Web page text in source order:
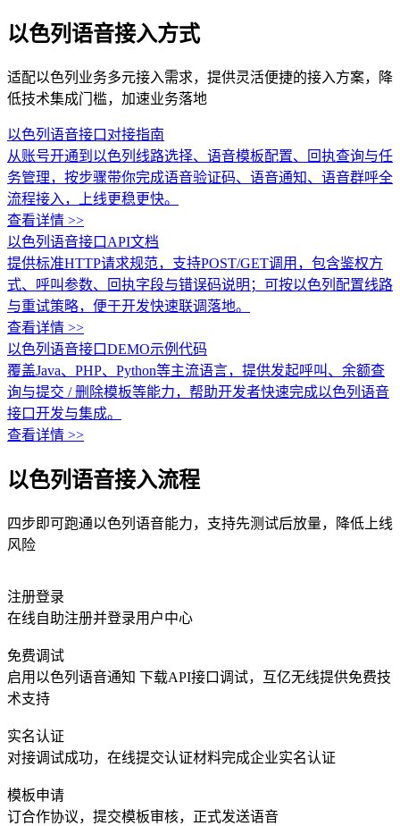
以色列语音接入方式
适配以色列业务多元接入需求，提供灵活便捷的接入方案，降
低技术集成门槛，加速业务落地
以色列语音接口对接指南
从账号开通到以色列线路选择、语音模板配置、回执查询与任
务管理，按步骤带你完成语音验证码、语音通知、语音群呼全
流程接入，上线更稳更快。
查看详情 >>
以色列语音接口API文档
提供标准HTTP请求规范，支持POST/GET调用，包含鉴权方
式、呼叫参数、回执字段与错误码说明；可按以色列配置线路
与重试策略，便于开发快速联调落地。
查看详情 >>
以色列语音接口DEMO示例代码
覆盖Java、PHP、Python等主流语言，提供发起呼叫、余额查
询与提交 / 删除模板等能力，帮助开发者快速完成以色列语音
接口开发与集成。
查看详情 >>
以色列语音接入流程
四步即可跑通以色列语音能力，支持先测试后放量，降低上线
风险
注册登录
在线自助注册并登录用户中心
免费调试
启用以色列语音通知 下载API接口调试，互亿无线提供免费技
术支持
实名认证
对接调试成功，在线提交认证材料完成企业实名认证
模板申请
订合作协议，提交模板审核，正式发送语音